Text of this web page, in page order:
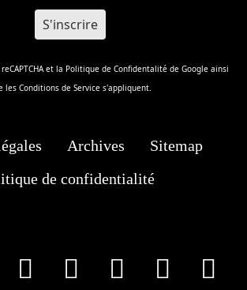
et la Politique de Confidentalité de Google ainsi
les Conditions de Service s'appliquent.
Archives
Sitemap
de confidentialité
Instagram
Youtube
Tik Tok